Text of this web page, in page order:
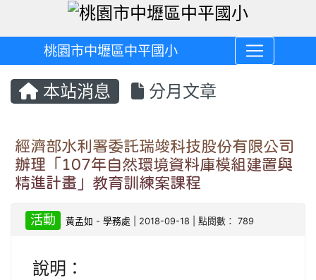
桃園市中壢區中平國小
本站消息 分月文章
經濟部水利署委託瑞竣科技股份有限公司
辦理「107年自然環境資料庫模組建置與
精進計畫」教育訓練案課程
活動 黃孟如 -學務處 | 2018-09-18 | 點閱數： 789
說明：